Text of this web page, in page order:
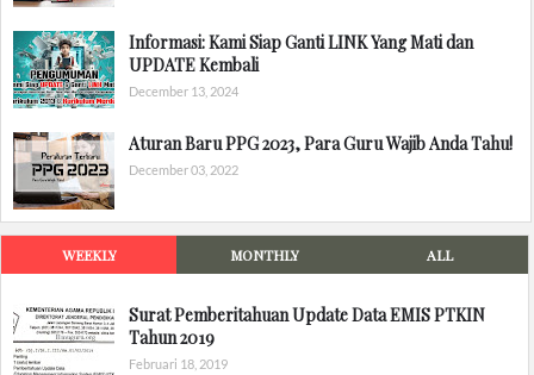
Informasi: Kami Siap Ganti LINK Yang Mati dan
UPDATE Kembali
December 13, 2024
Aturan Baru PPG 2023, Para Guru Wajib Anda Tahu!
December 03, 2022
WEEKLY MONTHLY ALL
Surat Pemberitahuan Update Data EMIS PTKIN
Tahun 2019
Februari 18, 2019